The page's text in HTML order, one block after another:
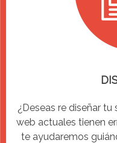
¿Deseas re diseñar
web actuales tienen
te ayudaremos